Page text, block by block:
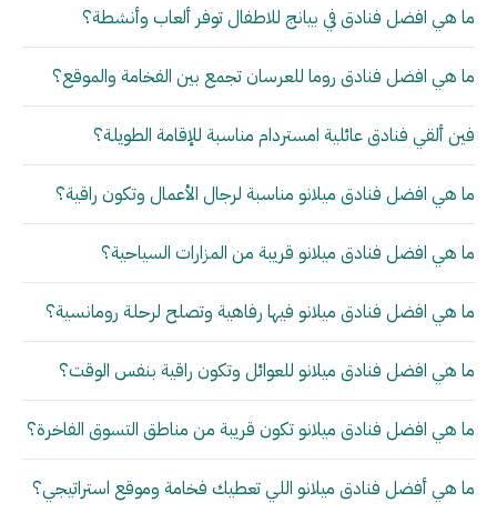
ما هي افضل فنادق في بيانج للاطفال توفر ألعاب وأنشطة؟
ما هي افضل فنادق روما للعرسان تجمع بين الفخامة والموقع؟
فين ألقي فنادق عائلية امستردام مناسبة للإقامة الطويلة؟
ما هي افضل فنادق ميلانو مناسبة لرجال الأعمال وتكون راقية؟
ما هي افضل فنادق ميلانو قريبة من المزارات السياحية؟
ما هي افضل فنادق ميلانو فيها رفاهية وتصلح لرحلة رومانسية؟
ما هي افضل فنادق ميلانو للعوائل وتكون راقية بنفس الوقت؟
ما هي افضل فنادق ميلانو تكون قريبة من مناطق التسوق الفاخرة؟
ما هي أفضل فنادق ميلانو اللي تعطيك فخامة وموقع استراتيجي؟